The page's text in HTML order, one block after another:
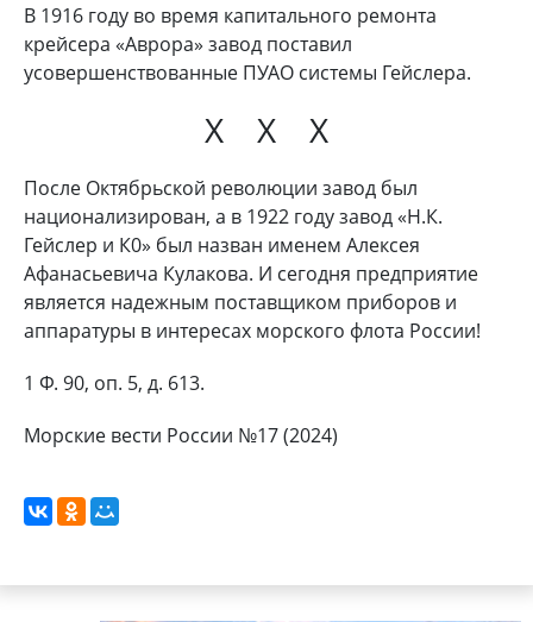
В 1916 году во время капитального ремонта
крейсера «Аврора» завод поставил
усовершенствованные ПУАО системы Гейслера.
Х Х Х
После Октябрьской революции завод был
национализирован, а в 1922 году завод «Н.К.
Гейслер и К0» был назван именем Алексея
Афанасьевича Кулакова. И сегодня предприятие
является надежным поставщиком приборов и
аппаратуры в интересах морского флота России!
1 Ф. 90, оп. 5, д. 613.
Морские вести России №17 (2024)